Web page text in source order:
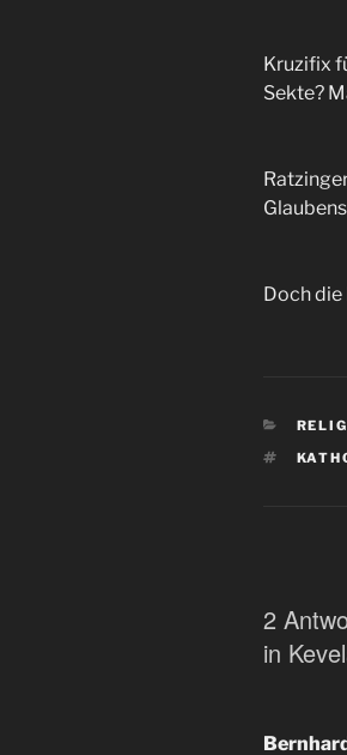
Kruzifix
Sekte?
Doch
2
in